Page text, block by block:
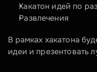
Хакатон идей по
Развлечения
В рамках хакатона
идеи и презентовать